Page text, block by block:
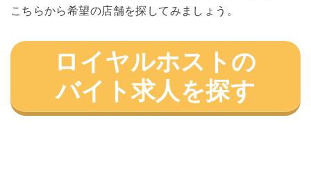
こちらから希望の店舗を探してみましょう。
ロイヤルホストの
バイト求人を探す